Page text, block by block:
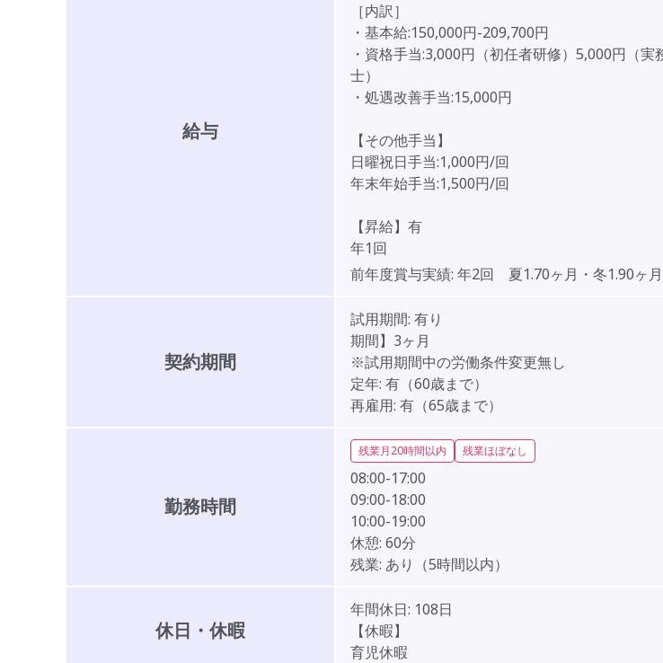
給与
［内訳］
・基本給:150,000円-209,700円
・資格手当:3,000円（初任者研修）5,000円（
士）
・処遇改善手当:15,000円
【その他手当】
日曜祝日手当:1,000円/回
年末年始手当:1,500円/回
【昇給】有
年1回
前年度賞与実績: 年2回 夏1.70ヶ月・冬1.90ヶ月
契約期間
試用期間: 有り
期間】3ヶ月
※試用期間中の労働条件変更無し
定年: 有（60歳まで）
再雇用: 有（65歳まで）
勤務時間
残業月20時間以内 残業ほぼなし
08:00-17:00
09:00-18:00
10:00-19:00
休憩: 60分
残業: あり（5時間以内）
休日・休暇
年間休日: 108日
【休暇】
育児休暇